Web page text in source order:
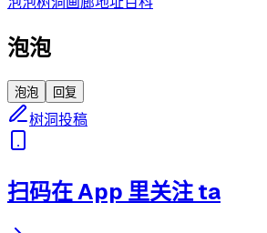
泡泡
泡泡 回复
树洞投稿
扫码在 App 里关注 ta